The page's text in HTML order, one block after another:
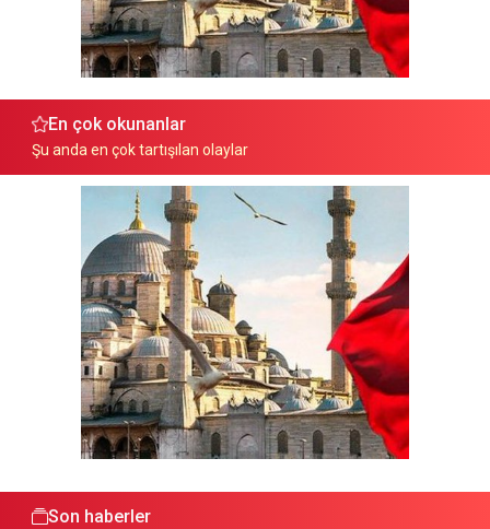
En çok okunanlar
Şu anda en çok tartışılan olaylar
Son haberler